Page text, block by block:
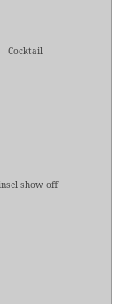
Cocktail
show off